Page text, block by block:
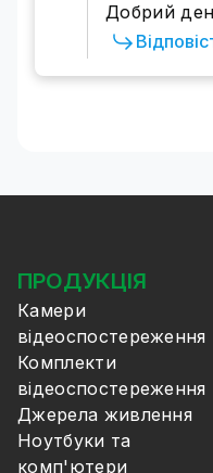
Добрий
ПРОДУКЦІЯ
Камери
відеоспостереження
Комплекти
відеоспостереження
Джерела живлення
Ноутбуки та
комп'ютери